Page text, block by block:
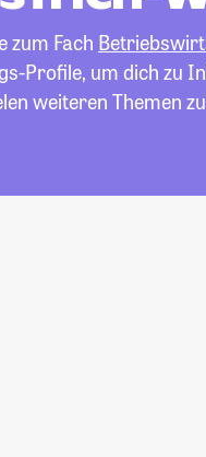
zum Fach
Profile, um dich zu
weiteren Themen